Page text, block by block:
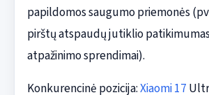
papildomos saugumo priemonės
pirštų atspaudų jutiklio
atpažinimo sprendimai).
Konkurencinė pozicija:Xiaomi 17